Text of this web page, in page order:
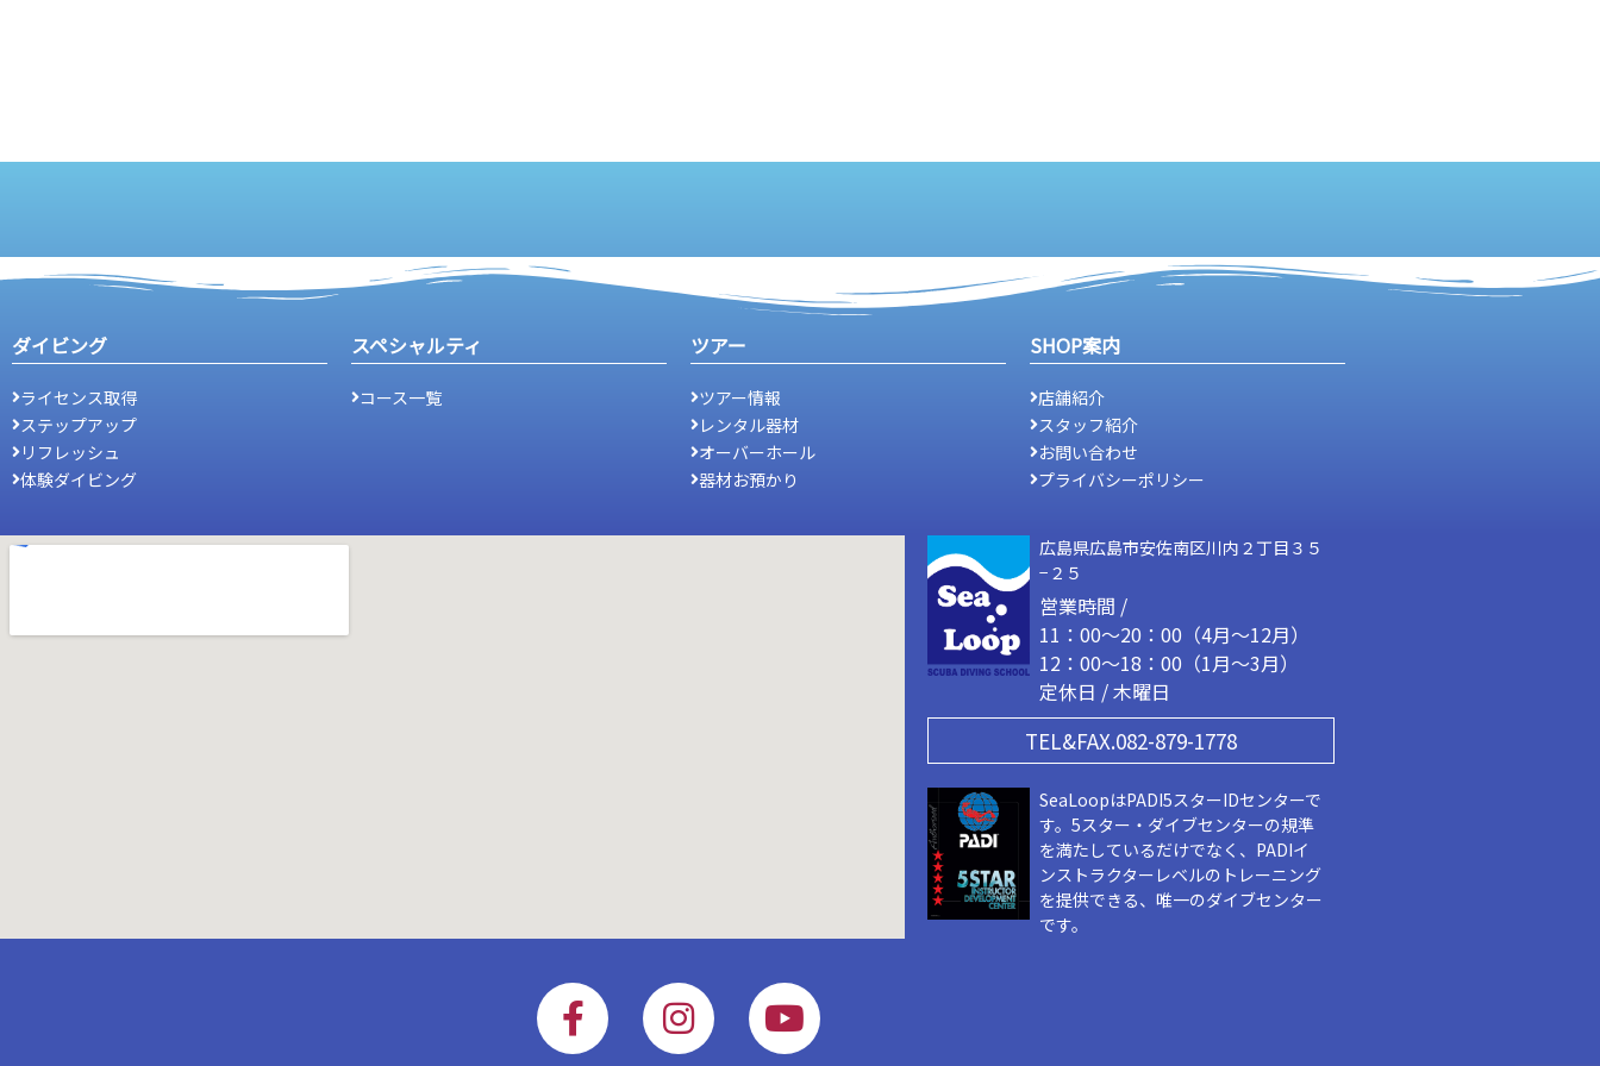
ダイビング
ライセンス取得
ステップアップ
リフレッシュ
体験ダイビング
スペシャルティ
コース一覧
ツアー
ツアー情報
レンタル器材
オーバーホール
器材お預かり
SHOP案内
店舗紹介
スタッフ紹介
お問い合わせ
プライバシーポリシー
広島県広島市安佐南区川内２丁目３５
−２５
営業時間 /
11：00～20：00（4月～12月）
12：00～18：00（1月～3月）
定休日 / 木曜日
TEL&FAX.082-879-1778
SeaLoopはPADI5スターIDセンターで
す。5スター・ダイブセンターの規準
を満たしているだけでなく、PADIイ
ンストラクターレベルのトレーニング
を提供できる、唯一のダイブセンター
です。
F
a
I
n
Y
o